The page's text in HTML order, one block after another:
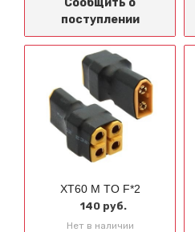
Сообщить о
поступлении
XT60 M TO F*2
140 руб.
Нет в наличии